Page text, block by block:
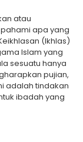
atau
apa yang
(Ikhlas)
Islam yang
sesuatu hanya
pujian,
adalah tindakan
ibadah yang